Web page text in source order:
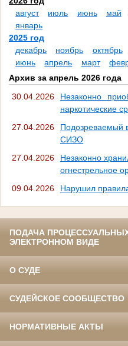
август
июль июнь май
январь
2025 год
декабрь
ноябрь октябрь
июнь
апрель март
Архив за апрель 2026 года
30.04.2026
Незаконно
наркотические
27.04.2026
Подозреваемый
СИЗО
27.04.2026
Незаконно
огнестрельное
09.04.2026
Нарушил
ПОДАЧА
ЭЛЕКТРОННОМ ВИДЕ
О СУДЕ
СУДЕЙСКОЕ СООБЩЕСТВО
НОРМАТИВНЫЕ АКТЫ